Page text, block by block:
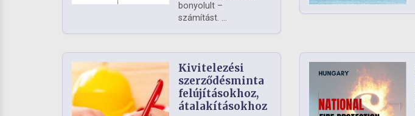
bonyolult –
számítást. ...
Kivitelezési
szerződésminta
felújításokhoz,
átalakításokhoz